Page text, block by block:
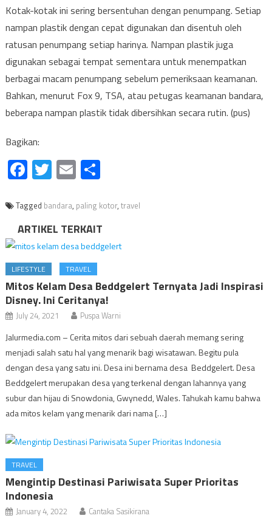
Kotak-kotak ini sering bersentuhan dengan penumpang. Setiap
nampan plastik dengan cepat digunakan dan disentuh oleh
ratusan penumpang setiap harinya. Nampan plastik juga
digunakan sebagai tempat sementara untuk menempatkan
berbagai macam penumpang sebelum pemeriksaan keamanan.
Bahkan, menurut Fox 9, TSA, atau petugas keamanan bandara,
beberapa nampan plastik tidak dibersihkan secara rutin. (pus)
Bagikan:
Facebook
Twitter
EmailShare
Tagged bandara, paling kotor, travel
ARTIKEL TERKAIT
LIFESTYLE TRAVEL
Mitos Kelam Desa Beddgelert Ternyata Jadi Inspirasi
Disney. Ini Ceritanya!
July 24, 2021 Puspa Warni
Jalurmedia.com – Cerita mitos dari sebuah daerah memang sering
menjadi salah satu hal yang menarik bagi wisatawan. Begitu pula
dengan desa yang satu ini. Desa ini bernama desa Beddgelert. Desa
Beddgelert merupakan desa yang terkenal dengan lahannya yang
subur dan hijau di Snowdonia, Gwynedd, Wales. Tahukah kamu bahwa
ada mitos kelam yang menarik dari nama […]
TRAVEL
Mengintip Destinasi Pariwisata Super Prioritas
Indonesia
January 4, 2022 Cantaka Sasikirana